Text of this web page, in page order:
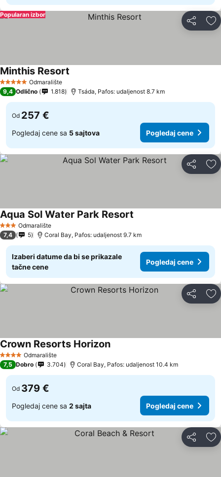
Deli
Popularan izbor
5 ZvezdiceOdmaralište
Minthis Resort
9,4 Odlično 1.818 Tsáda, Pafos: udaljenost 8.7 km
Od 257 €
Pogledaj cene sa 5 sajtova Pogledaj cene
Deli
3 ZvezdiceOdmaralište
Aqua Sol Water Park Resort
7,4 5 Coral Bay, Pafos: udaljenost 9.7 km
Izaberi datume da bi se prikazale
tačne cene
Pogledaj cene
Deli
4 ZvezdiceOdmaralište
Crown Resorts Horizon
7,5 Dobro 3.704 Coral Bay, Pafos: udaljenost 10.4 km
Od 379 €
Pogledaj cene sa 2 sajta Pogledaj cene
Deli